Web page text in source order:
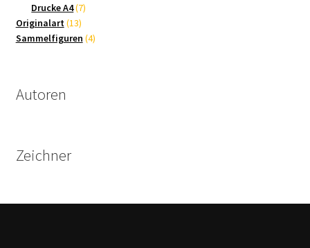
Produkte
Drucke A4 77
Originalart 1313
Produkte
Sammelfiguren 44
Autoren
Zeichner